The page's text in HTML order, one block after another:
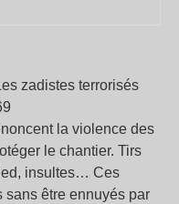
la violence des
le chantier. Tirs
insultes… Ces
être ennuyés par